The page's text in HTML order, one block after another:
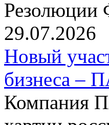
Резолюции
29.07.2026
Новый
бизнеса –
Компания